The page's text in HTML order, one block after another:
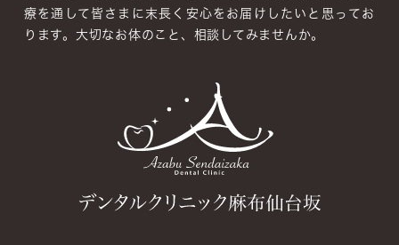
療を通して皆さまに末長く安心をお届けしたいと思ってお
ります。大切なお体のこと、相談してみませんか。